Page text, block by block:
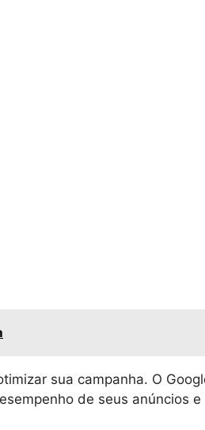
sua campanha. O
de seus anúncios e